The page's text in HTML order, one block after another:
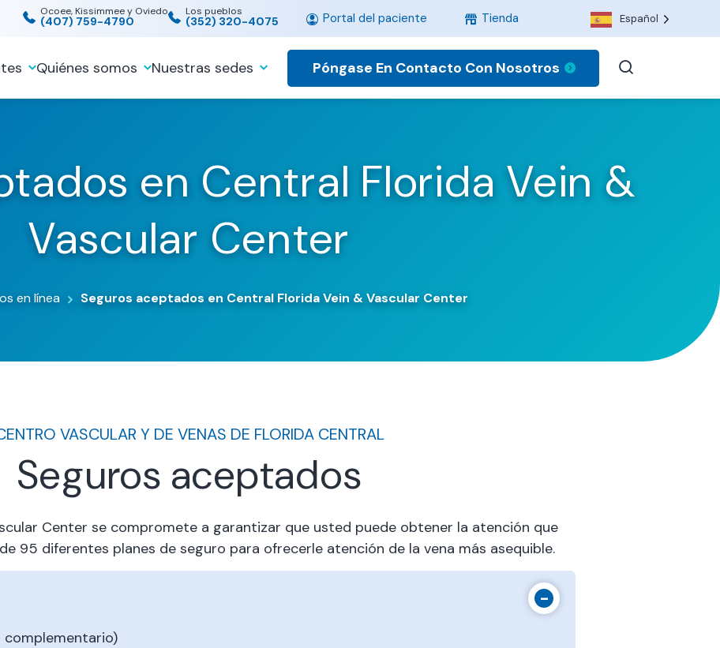
Ocoee, Kissimmee y Oviedo
(407) 759-4790
Los pueblos
(352) 320-4075 Portal del paciente Tienda
Quiénes somos Nuestras sedes Póngase En Contacto Con Nosotros
en Central Florida Vein &
Vascular Center
en línea Seguros aceptados en Central Florida Vein & Vascular Center
VASCULAR Y DE VENAS DE FLORIDA CENTRAL
Seguros aceptados
Center se compromete a garantizar que usted puede obtener la atención que
95 diferentes planes de seguro para ofrecerle atención de la vena más asequible.
complementario)
Español